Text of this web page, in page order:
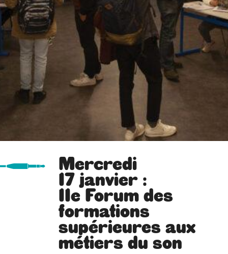
Mercredi
17 janvier :
11e Forum des
formations
supérieures aux
métiers du son